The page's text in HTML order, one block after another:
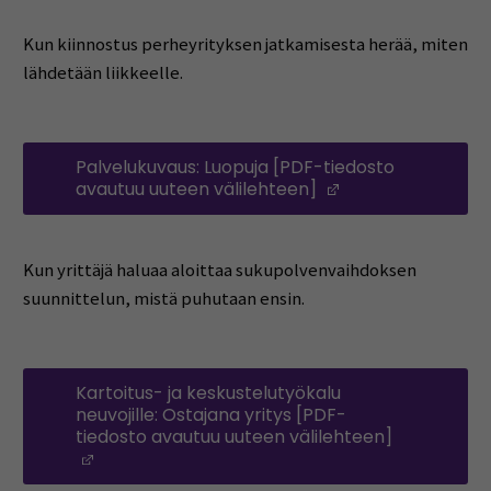
Kun kiinnostus perheyrityksen jatkamisesta herää, miten
lähdetään liikkeelle.
Palvelukuvaus: Luopuja [PDF-tiedosto
avautuu uuteen välilehteen]
Kun yrittäjä haluaa aloittaa sukupolvenvaihdoksen
suunnittelun, mistä puhutaan ensin.
Kartoitus- ja keskustelutyökalu
neuvojille: Ostajana yritys [PDF-
tiedosto avautuu uuteen välilehteen]